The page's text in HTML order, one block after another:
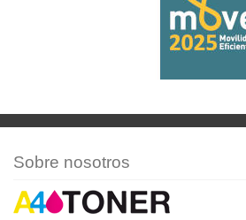
Sobre nosotros